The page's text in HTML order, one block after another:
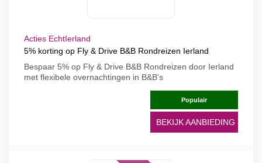
Acties EchtIerland
5% korting op Fly & Drive B&B Rondreizen Ierland
Bespaar 5% op Fly & Drive B&B Rondreizen door Ierland
met flexibele overnachtingen in B&B's
Populair
BEKIJK AANBIEDING